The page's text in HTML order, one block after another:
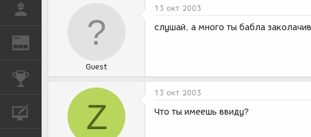
REN
КОНКУРСЫ
КУРСЫ
Guest
13 окт 2003
слушай, а много ты бабла
Z
13 окт 2003
Что ты имеешь ввиду?